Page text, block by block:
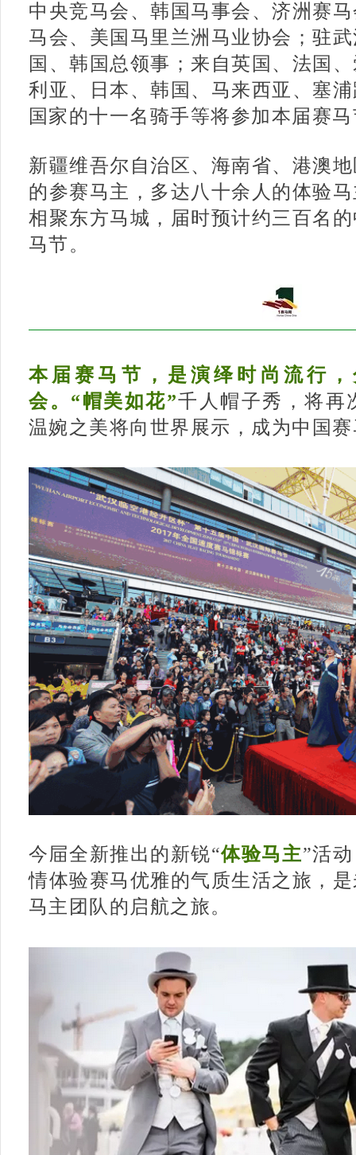
中央竞马会、韩国马事会、济洲赛
马会、美国马里兰洲马业协会；驻
国、韩国总领事；来自英国、法国
利亚、日本、韩国、马来西亚、塞
国家的十一名骑手等将参加本届赛
新疆维吾尔自治区、海南省、港澳
的参赛马主，多达八十余人的体验
相聚东方马城，届时预计约三百名
马节。
本届赛马节，是演绎时尚流行
会。“帽美如花”千人帽子秀，将再
温婉之美将向世界展示，成为中国
今屇全新推出的新锐“体验马主”活
情体验赛马优雅的气质生活之旅，
马主团队的启航之旅。